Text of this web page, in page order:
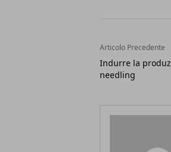
Articolo Precedente
Indurre la
needling